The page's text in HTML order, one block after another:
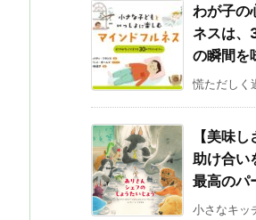
わが子の
ネスは、
の瞬間を
慌ただしく
【美味
助け合い
最高のパ
小さなキッ